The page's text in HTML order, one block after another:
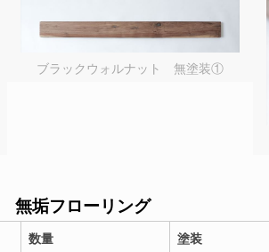
ブラックウォルナット 無塗装①
垢フローリング
数量 塗装